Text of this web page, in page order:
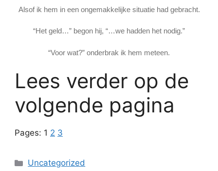
Alsof ik hem in een ongemakkelijke situatie had gebracht.
“Het geld…” begon hij, “…we hadden het nodig.”
“Voor wat?” onderbrak ik hem meteen.
Lees verder op de
volgende pagina
Pages: 1 2 3
Categories
Uncategorized